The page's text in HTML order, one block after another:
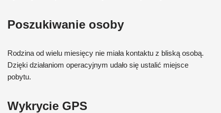
Poszukiwanie osoby
Rodzina od wielu miesięcy nie miała kontaktu z bliską osobą.
Dzięki działaniom operacyjnym udało się ustalić miejsce
pobytu.
Wykrycie GPS